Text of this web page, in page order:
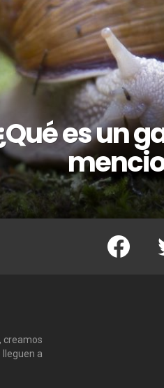
es un
Facebook
creamos
a